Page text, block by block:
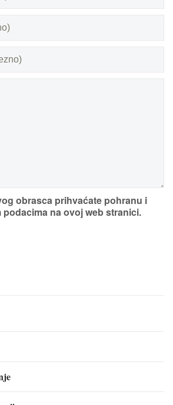
obrasca prihvaćate pohranu i
na ovoj web stranici.